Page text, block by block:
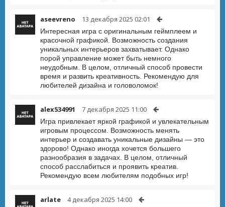
aseevreno 13 декабря 2025 02:01
Интересная игра с оригинальным геймплеем и
красочной графикой. Возможность создания
уникальных интерьеров захватывает. Однако
порой управление может быть немного
неудобным. В целом, отличный способ провести
время и развить креативность. Рекомендую для
любителей дизайна и головоломок!
alex534991 7 декабря 2025 11:00
Игра привлекает яркой графикой и увлекательным
игровым процессом. Возможность менять
интерьер и создавать уникальные дизайны — это
здорово! Однако иногда хочется большего
разнообразия в задачах. В целом, отличный
способ расслабиться и проявить креатив.
Рекомендую всем любителям подобных игр!
arlate 4 декабря 2025 14:00